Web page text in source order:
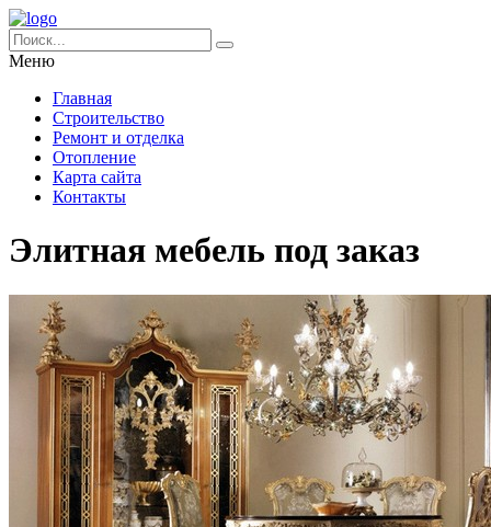
Меню
Главная
Строительство
Ремонт и отделка
Отопление
Карта сайта
Контакты
Элитная мебель под заказ